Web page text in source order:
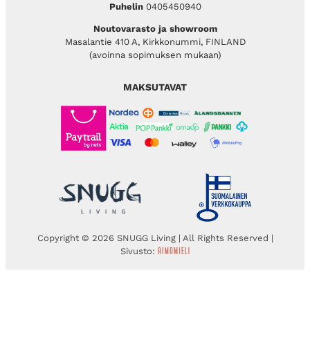
Puhelin 0405450940
Noutovarasto ja showroom
Masalantie 410 A, Kirkkonummi, FINLAND
(avoinna sopimuksen mukaan)
MAKSUTAVAT
Copyright © 2026 SNUGG Living | All Rights Reserved |
Sivusto: